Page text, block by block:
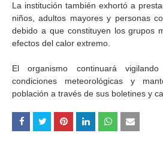
La institución también exhortó a
niños, adultos mayores y personas
debido a que constituyen los grupos
efectos del calor extremo.
El organismo continuará
condiciones meteorológicas y
población a través de sus boletines y